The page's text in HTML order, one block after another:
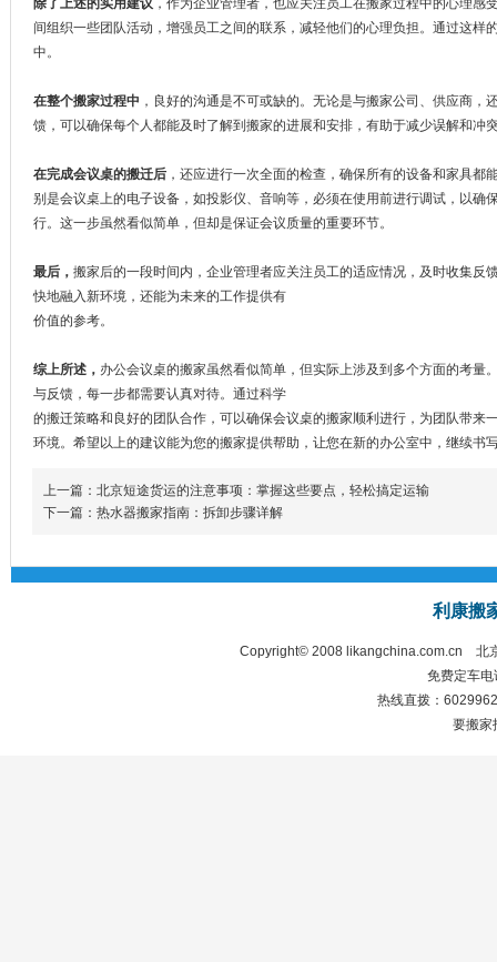
除了上述的实用建议，作为企业管理者，也应关注员工在搬家过程中的心理感
间组织一些团队活动，增强员工之间的联系，减轻他们的心理负担。通过这样
中。
在整个搬家过程中 ，良好的沟通是不可或缺的。无论是与搬家公司、供应商，
馈，可以确保每个人都能及时了解到搬家的进展和安排，有助于减少误解和冲
在完成会议桌的搬迁后，还应进行一次全面的检查，确保所有的设备和家具都
别是会议桌上的电子设备，如投影仪、音响等，必须在使用前进行调试，以确
行。这一步虽然看似简单，但却是保证会议质量的重要环节。
最后， 搬家后的一段时间内，企业管理者应关注员工的适应情况，及时收集反
快地融入新环境，还能为未来的工作提供有
价值的参考。
综上所述， 办公会议桌的搬家虽然看似简单，但实际上涉及到多个方面的考量
与反馈，每一步都需要认真对待。通过科学
的搬迁策略和良好的团队合作，可以确保会议桌的搬家顺利进行，为团队带来
环境。希望以上的建议能为您的搬家提供帮助，让您在新的办公室中，继续书
上一篇：北京短途货运的注意事项：掌握这些要点，轻松搞定运输
下一篇：热水器搬家指南：拆卸步骤详解
利康搬
Copyright© 2008 likangchina.com.cn 北
免费定车
热线直拨：
要搬家